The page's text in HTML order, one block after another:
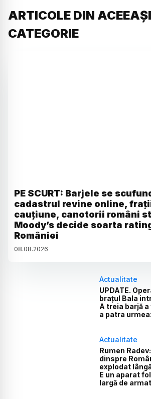
ARTICOLE DIN ACEEAȘI
CATEGORIE
PE SCURT: Barjele se
cadastrul revine online,
cauțiune, canotorii români
Moody’s decide soarta
României
08.08.2026
Actualitate
UPDATE.
brațul Bala
A treia barjă
a patra
Actualitate
Rumen
dinspre
explodat
E un aparat
largă de